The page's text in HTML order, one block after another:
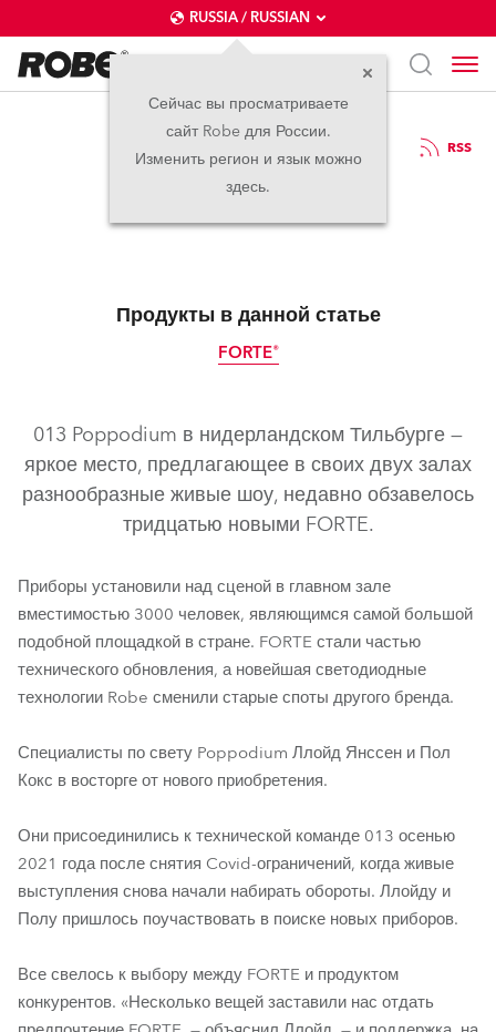
RUSSIA / RUSSIAN
Сейчас вы просматриваете
сайт Robe для России.
Изменить регион и язык можно
здесь.
19.06.2023 RSS
013 Poppodium
Продукты в данной статье
FORTE®
013 Poppodium в нидерландском Тильбурге —
яркое место, предлагающее в своих двух залах
разнообразные живые шоу, недавно обзавелось
тридцатью новыми FORTE.
Приборы установили над сценой в главном зале
вместимостью 3000 человек, являющимся самой большой
подобной площадкой в стране. FORTE стали частью
технического обновления, а новейшая светодиодные
технологии Robe сменили старые споты другого бренда.
Специалисты по свету Poppodium Ллойд Янссен и Пол
Кокс в восторге от нового приобретения.
Они присоединились к технической команде 013 осенью
2021 года после снятия Covid-ограничений, когда живые
выступления снова начали набирать обороты. Ллойду и
Полу пришлось поучаствовать в поиске новых приборов.
Все свелось к выбору между FORTE и продуктом
конкурентов. «Несколько вещей заставили нас отдать